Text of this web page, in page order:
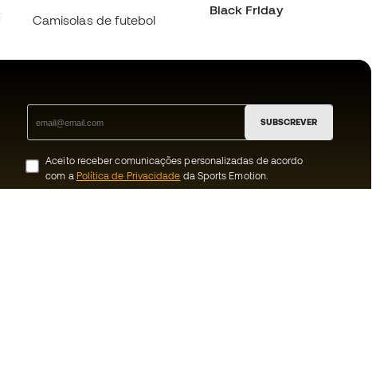
Camisolas de futebol
Black Friday
SUBSCREVER
Aceito receber comunicações personalizadas de acordo
com a Política de Privacidade da Sports Emotion.